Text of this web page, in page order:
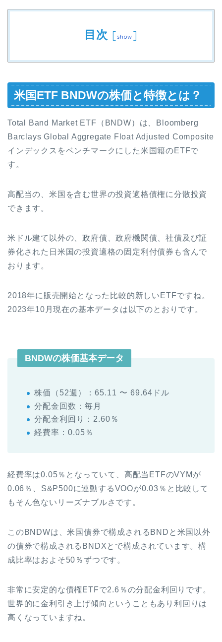
目次 [show ]
米国ETF BNDWの株価と特徴とは？
Total Band Market ETF（BNDW）は、Bloomberg
Barclays Global Aggregate Float Adjusted Composite
インデックスをベンチマークにした米国籍のETFで
す。
高配当の、米国を含む世界の投資適格債権に分散投資
できます。
米ドル建て以外の、政府債、政府機関債、社債及び証
券化された日米国の投資適格の固定利付債券も含んで
おります。
2018年に販売開始となった比較的新しいETFですね。
2023年10月現在の基本データは以下のとおりです。
BNDWの株価基本データ
株価（52週）：65.11 〜 69.64ドル
分配金回数：毎月
分配金利回り：2.60％
経費率：0.05％
経費率は0.05％となっていて、高配当ETFのVYMが
0.06％、S&P500に連動するVOOが0.03％と比較して
もそん色ないリーズナブルさです。
このBNDWは、米国債券で構成されるBNDと米国以外
の債券で構成されるBNDXとで構成されています。構
成比率はおよそ50％ずつです。
非常に安定的な債権ETFで2.6％の分配金利回りです。
世界的に金利引き上げ傾向ということもあり利回りは
高くなっていますね。